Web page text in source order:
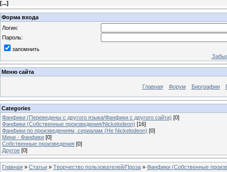
[...]
Форма входа
Логин:
Пароль:
запомнить
Меню сайта
Главная Форум Биографии
Categories
Фанфики (Переведены с другого языка/Фанфики с другого сайта) [0]
Фанфики (Собственные произведения/Nickelodeon) [16]
Фанфики по произведениям, сериалам (Не Nickelodeon) [0]
Мини - Фанфики [0]
Собственные произведения [0]
Другое [0]
Главная » Статьи » Творчество пользователей/Проза » Фанфики (Собственные